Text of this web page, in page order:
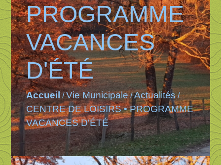
PROGRAMME
VACANCES
D'ÉTÉ
Accueil /Vie Municipale/Actualités/
CENTRE DE LOISIRS • PROGRAMME
VACANCES D'ÉTÉ